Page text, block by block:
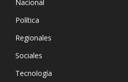
Nacional
Política
Regionales
Sociales
Tecnología